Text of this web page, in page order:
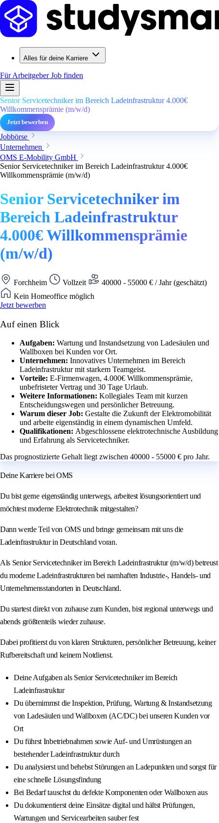
Alles für deine Karriere
Für ArbeitgeberJob finden
Senior Servicetechniker im Bereich Ladeinfrastruktur 4.000€
Willkommensprämie (m/w/d)
Jetzt bewerben
Jobbörse
Unternehmen
OMS E-Mobility GmbH
Senior Servicetechniker im Bereich Ladeinfrastruktur 4.000€
Willkommensprämie (m/w/d)
Senior Servicetechniker im
Bereich Ladeinfrastruktur
4.000€ Willkommensprämie
(m/w/d)
Forchheim Vollzeit
40000 - 55000 € / Jahr (geschätzt)
Kein Homeoffice möglich
Jetzt bewerben
Auf einen Blick
Aufgaben: Wartung und Instandsetzung von Ladesäulen und
Wallboxen bei Kunden vor Ort.
Unternehmen: Innovatives Unternehmen im Bereich
Ladeinfrastruktur mit starkem Teamgeist.
Vorteile: E-Firmenwagen, 4.000€ Willkommensprämie,
unbefristeter Vertrag und 30 Tage Urlaub.
Weitere Informationen: Kollegiales Team mit kurzen
Entscheidungswegen und persönlicher Betreuung.
Warum dieser Job: Gestalte die Zukunft der Elektromobilität
und arbeite eigenständig in einem dynamischen Umfeld.
Qualifikationen: Abgeschlossene elektrotechnische Ausbildung
und Erfahrung als Servicetechniker.
Das prognostizierte Gehalt liegt zwischen 40000 - 55000 € pro Jahr.
Deine Karriere bei OMS
Du bist gerne eigenständig unterwegs, arbeitest lösungsorientiert und
möchtest moderne Elektrotechnik mitgestalten?
Dann werde Teil von OMS und bringe gemeinsam mit uns die
Ladeinfrastruktur in Deutschland voran.
Als Senior Servicetechniker im Bereich Ladeinfrastruktur (m/w/d) betreust
du moderne Ladeinfrastrukturen bei namhaften Industrie-, Handels- und
Unternehmensstandorten in Deutschland.
Du startest direkt von zuhause zum Kunden, bist regional unterwegs und
abends größtenteils wieder zuhause.
Dabei profitierst du von klaren Strukturen, persönlicher Betreuung, keiner
Rufbereitschaft und keinem Notdienst.
Deine Aufgaben als Senior Servicetechniker im Bereich
Ladeinfrastruktur
Du übernimmst die Inspektion, Prüfung, Wartung & Instandsetzung
von Ladesäulen und Wallboxen (AC/DC) bei unseren Kunden vor
Ort
Du führst Inbetriebnahmen sowie Auf- und Umrüstungen an
bestehender Ladeinfrastruktur durch
Du analysierst und behebst Störungen an Ladepunkten und sorgst für
eine schnelle Lösungsfindung
Bei Bedarf tauschst du defekte Komponenten oder Wallboxen aus
Du dokumentierst deine Einsätze digital und hältst Prüfungen,
Wartungen und Servicearbeiten sauber fest